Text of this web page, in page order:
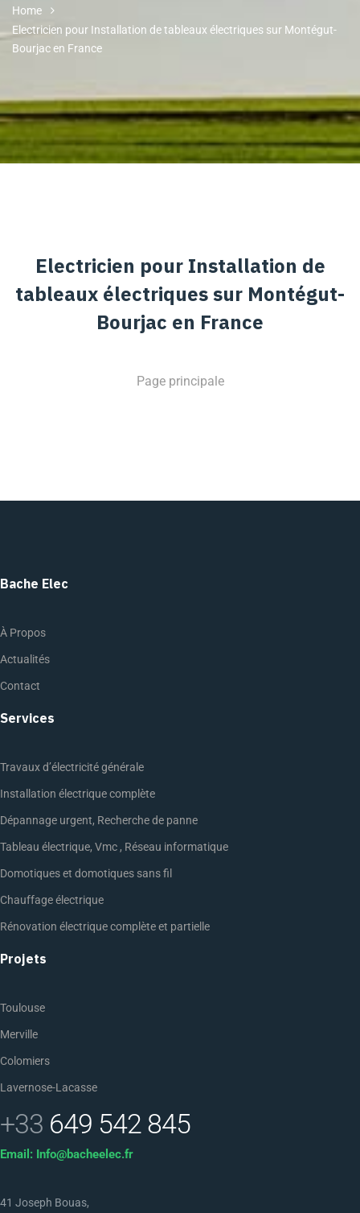
Home
Electricien pour Installation de tableaux électriques sur Montégut-
Bourjac en France
Electricien pour Installation de
tableaux électriques sur Montégut-
Bourjac en France
Page principale
Bache Elec
À Propos
Actualités
Contact
Services
Travaux d’électricité générale
Installation électrique complète
Dépannage urgent, Recherche de panne
Tableau électrique, Vmc , Réseau informatique
Domotiques et domotiques sans fil
Chauffage électrique
Rénovation électrique complète et partielle
Projets
Toulouse
Merville
Colomiers
Lavernose-Lacasse
+33 649 542 845
Email: Info@bacheelec.fr
41 Joseph Bouas,